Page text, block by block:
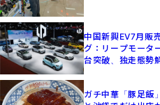
中国新興EV7月販
グ：リープモータ
台突破、独走態勢
ガチ中華「豚足飯